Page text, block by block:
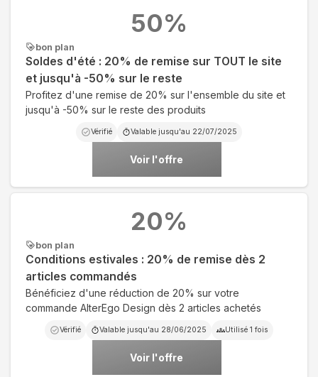
bon plan
Soldes d'été : 20% de remise sur TOUT le site
et jusqu'à -50% sur le reste
Profitez d'une remise de 20% sur l'ensemble du site et
jusqu'à -50% sur le reste des produits
Vérifié Valable jusqu'au 22/07/2025
Voir l'offre
50%
bon plan
Conditions estivales : 20% de remise dès 2
articles commandés
Bénéficiez d'une réduction de 20% sur votre
commande AlterEgo Design dès 2 articles achetés
Vérifié Valable jusqu'au 28/06/2025 Utilisé 1 fois
Voir l'offre
20%